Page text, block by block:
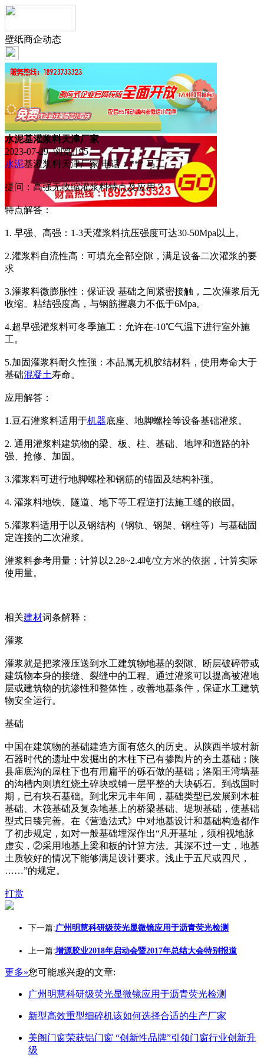
壁纸商企动态
水泥基灌浆料天津厂家
2023-07-29 浏览:195
水泥基灌浆料天津厂家 电话：*** 马工
提问：高强无收缩灌浆料特点及应用？
特点解答：
1. 早强、高强：1-3天灌浆料抗压强度可达30-50Mpa以上。
2.灌浆料自流性高：可填充全部空隙，满足设备二次灌浆的要
求
3.灌浆料微膨胀性：保证设 基础之间紧密接触，二次灌浆后无
收缩。粘结强度高，与钢筋握裹力不低于6Mpa。
4.超早强灌浆料可冬季施工：允许在-10℃气温下进行室外施
工。
5.加固灌浆料耐久性强：本品属无机胶结材料，使用寿命大于
基础混凝土寿命。
应用解答：
1.豆石灌浆料适用于机器底座、地脚螺栓等设备基础灌浆。
2. 通用灌浆料建筑物的梁、板、柱、基础、地坪和道路的补
强、抢修、加固。
3.灌浆料可进行地脚螺栓和钢筋的锚固及结构补强。
4. 灌浆料地铁、隧道、地下等工程逆打法施工缝的嵌固。
5.灌浆料适用于以及钢结构（钢轨、钢架、钢柱等）与基础固
定连接的二次灌浆。
灌浆料参考用量：计算以2.28~2.4吨/立方米的依据，计算实际
使用量。
相关建材词条解释：
灌浆
灌浆就是把浆液压送到水工建筑物地基的裂隙、断层破碎带或
建筑物本身的接缝、裂缝中的工程。通过灌浆可以提高被灌地
层或建筑物的抗渗性和整体性，改善地基条件，保证水工建筑
物安全运行。
基础
中国在建筑物的基础建造方面有悠久的历史。从陕西半坡村新
石器时代的遗址中发掘出的木柱下已有掺陶片的夯土基础；陕
县庙底沟的屋柱下也有用扁平的砾石做的基础；洛阳王湾墙基
的沟槽内则填红烧土碎块或铺一层平整的大块砾石。到战国时
期，已有块石基础。到北宋元丰年间，基础类型已发展到木桩
基础、木筏基础及复杂地基上的桥梁基础、堤坝基础，使基础
型式日臻完善。在《营造法式》中对地基设计和基础构造都作
了初步规定，如对一般基础埋深作出“凡开基址，须相视地脉
虚实，②采用地基上梁和板的计算方法。其深不过一丈，地基
土质较好的情况下能够满足设计要求。浅止于五尺或四尺，
……”的规定。
打赏
下一篇:广州明慧科研级荧光显微镜应用于沥青荧光检测
上一篇:增源胶业2018年启动会暨2017年总结大会特别报道
更多»您可能感兴趣的文章:
广州明慧科研级荧光显微镜应用于沥青荧光检测
新型高效重型细碎机该如何选择合适的生产厂家
美阁门窗荣获铝门窗 “创新性品牌”引领门窗行业创新升
级